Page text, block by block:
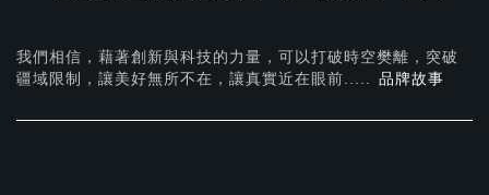
我們相信，藉著創新與科技的力量，可以打破時空樊離，突破
疆域限制，讓美好無所不在， 讓真實近在眼前..... 品牌故事